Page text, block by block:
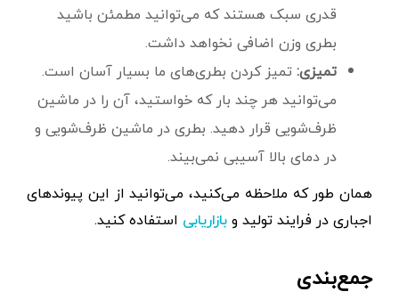
قدری سبک هستند که می‌توانید مطمئن باشید
بطری وزن اضافی نخواهد داشت.
تمیزی:تمیز کردن بطری‌های ما بسیار آسان است.
می‌توانید هر چند بار که خواستید، آن را در ماشین
ظرف‌شویی قرار دهید. بطری در ماشین ظرف‌شویی و
در دمای بالا آسیبی نمی‌بیند.
همان طور که ملاحظه می‌کنید، می‌توانید از این پیوندهای
اجباری در فرایند تولید و بازاریابی استفاده کنید.
جمع‌بندی